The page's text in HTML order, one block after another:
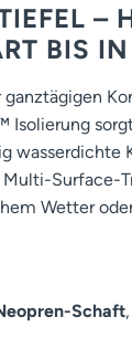
–
BIS
Surface-
Wetter
Schaft